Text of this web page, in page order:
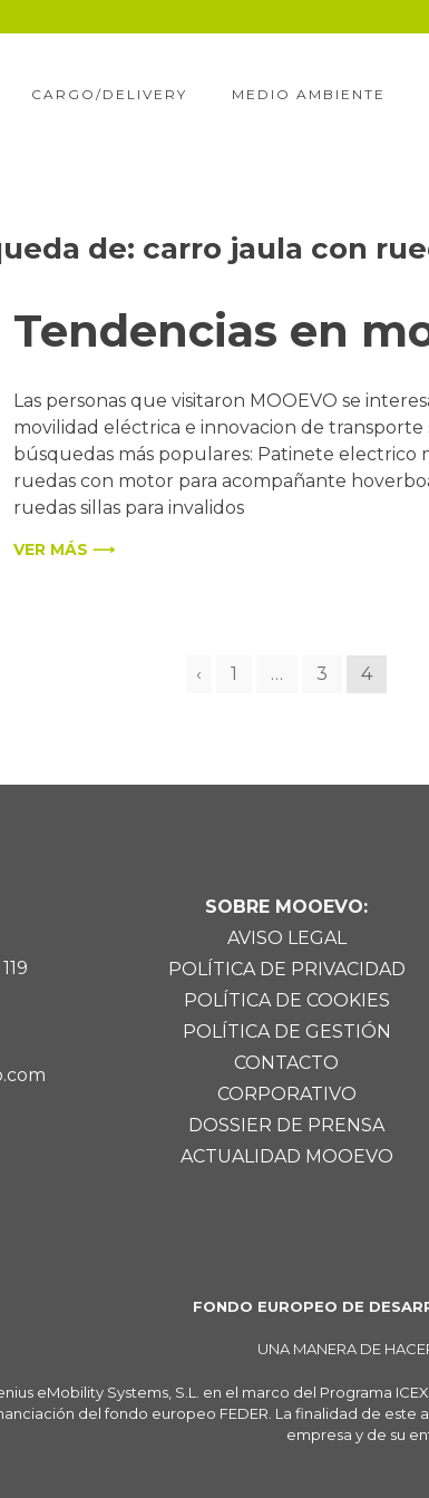
CARGO/DELIVERY MEDIO AMBIENTE
de: carro jaula con
Tendencias en
Las personas que visitaron MOOEVO se
movilidad eléctrica e innovacion de
búsquedas más populares: Patinete electrico
ruedas con motor para acompañante
ruedas sillas para invalidos
VER MÁS ⟶
‹ 1 … 3 4
SOBRE MOOEVO:
AVISO LEGAL
POLÍTICA DE PRIVACIDAD
POLÍTICA DE COOKIES
POLÍTICA DE GESTIÓN
CONTACTO
CORPORATIVO
DOSSIER DE PRENSA
ACTUALIDAD MOOEVO
FONDO EUROPEO DE
UNA MANERA DE
eMobility Systems, S.L. en el marco del Programa
del fondo europeo FEDER. La finalidad de
empresa y de su